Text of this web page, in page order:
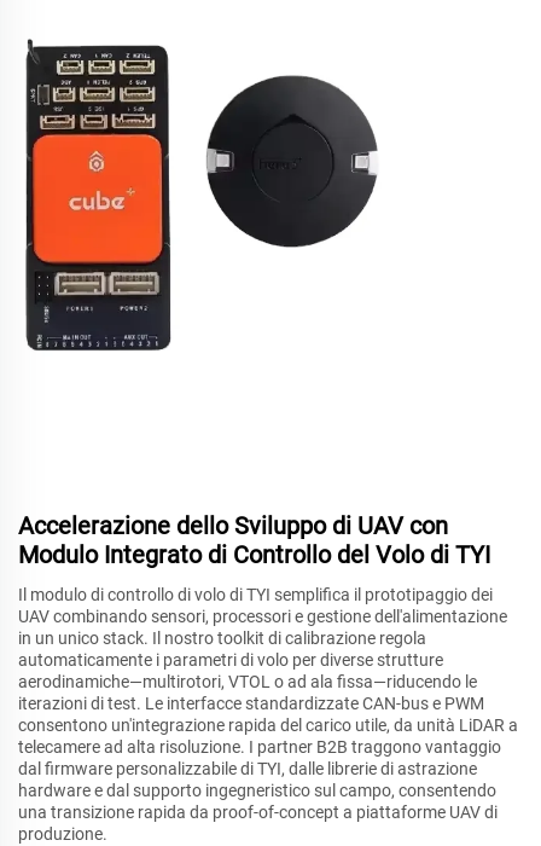
Accelerazione dello Sviluppo di UAV con
Modulo Integrato di Controllo del Volo di TYI
Il modulo di controllo di volo di TYI semplifica il prototipaggio dei
UAV combinando sensori, processori e gestione dell'alimentazione
in un unico stack. Il nostro toolkit di calibrazione regola
automaticamente i parametri di volo per diverse strutture
aerodinamiche—multirotori, VTOL o ad ala fissa—riducendo le
iterazioni di test. Le interfacce standardizzate CAN-bus e PWM
consentono un'integrazione rapida del carico utile, da unità LiDAR a
telecamere ad alta risoluzione. I partner B2B traggono vantaggio
dal firmware personalizzabile di TYI, dalle librerie di astrazione
hardware e dal supporto ingegneristico sul campo, consentendo
una transizione rapida da proof-of-concept a piattaforme UAV di
produzione.